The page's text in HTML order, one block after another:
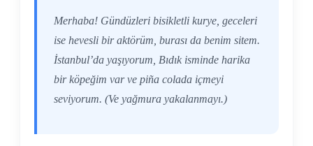
Merhaba! Gündüzleri bisikletli kurye, geceleri
ise hevesli bir aktörüm, burası da benim sitem.
İstanbul’da yaşıyorum, Bıdık isminde harika
bir köpeğim var ve piña colada içmeyi
seviyorum. (Ve yağmura yakalanmayı.)